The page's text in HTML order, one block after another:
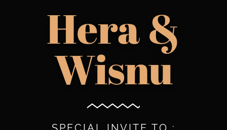
Hera &
Wisnu